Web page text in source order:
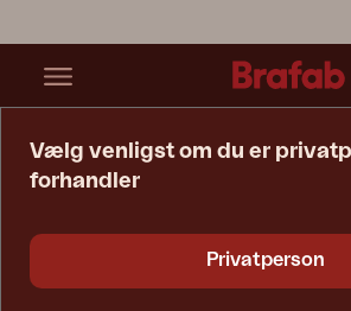
Vælg venligst om du er
forhandler
Privatperson